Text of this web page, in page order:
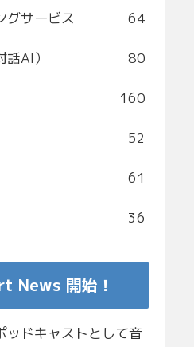
グサービス 64
AI） 80
160
52
61
36
News 開始！
ドキャストとして音